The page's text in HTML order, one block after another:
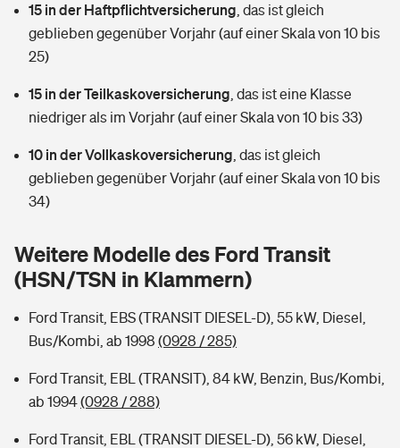
Wer versichert was: Jetzt Versicherer finden
Sie haben Fragen?
Mietkautionsversicherung
Restkreditversicherung
Tools
Hochwasser-Check: Wie gefährdet ist Ihr Haus?
Sie haben Fragen?
Kinderinvalidität
Hundehalter-Haftpflicht
Handyversicherung
Private Cyberversicherung
Zur Übersicht
Tierkrankenversicherung
Zur Übersicht
Tools
Wer versichert was: Jetzt Versicherer finden
Rentenrechner: Wie viel Geld bekomme ich im Alter?
15 in der Haftpflichtversicherung das ist gleich
geblieben gegenüber Vorjahr (auf einer Skala von 10 bis
25)
15 in der Teilkaskoversicherung das ist eine Klasse
niedriger als im Vorjahr (auf einer Skala von 10 bis 33)
10 in der Vollkaskoversicherung das ist gleich
geblieben gegenüber Vorjahr (auf einer Skala von 10 bis
34)
Weitere Modelle des Ford Transit
(HSN/TSN in Klammern)
Ford Transit, EBS (TRANSIT DIESEL-D), 55 kW, Diesel,
Bus/Kombi, ab 1998 (0928 / 285)
Ford Transit, EBL (TRANSIT), 84 kW, Benzin, Bus/Kombi,
ab 1994(0928 / 288)
Ford Transit, EBL (TRANSIT DIESEL-D), 56 kW, Diesel,